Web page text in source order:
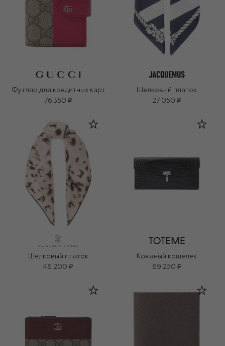
Футляр для кредитных карт
76 350 ₽
Шелковый платок
27 050 ₽
Шелковый платок
46 200 ₽
Кожаный кошелек
69 250 ₽